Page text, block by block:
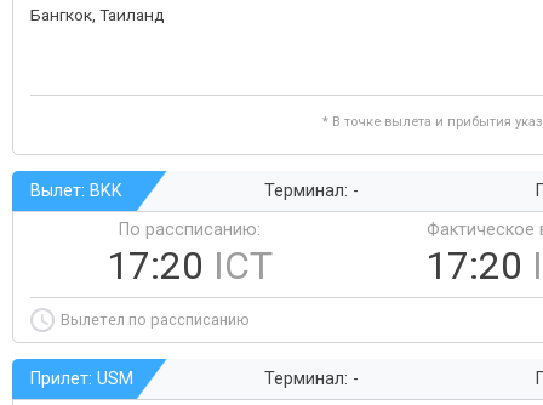
Бангкок, Таиланд
* В точке вылета и прибытия
Вылет: BKK Терминал: -
По рассписанию:
17:20 ICT
Фактическое
17:20
Вылетел по рассписанию
Прилет: USM Терминал: -